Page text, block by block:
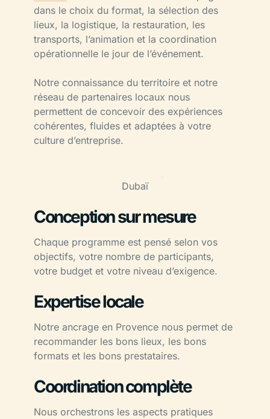
dans le choix du format, la sélection des
lieux, la logistique, la restauration, les
transports, l’animation et la coordination
opérationnelle le jour de l’événement.
Notre connaissance du territoire et notre
réseau de partenaires locaux nous
permettent de concevoir des expériences
cohérentes, fluides et adaptées à votre
culture d’entreprise.
Conception sur mesure
Chaque programme est pensé selon vos
objectifs, votre nombre de participants,
votre budget et votre niveau d’exigence.
Expertise locale
Notre ancrage en Provence nous permet de
recommander les bons lieux, les bons
formats et les bons prestataires.
Coordination complète
Nous orchestrons les aspects pratiques